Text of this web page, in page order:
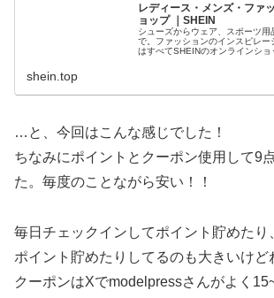
レディース・メンズ・ファ
ョップ ｜SHEIN
シューズからウェア、スポーツ用
で。ファッションのインスピレー
はすべてSHEINのオンラインショ
shein.top
…と、今回はこんな感じでした！
ちなみにポイントとクーポン使用して9
た。毎度のことながら安い！！
毎日チェックインしてポイント貯めたり
ポイント貯めたりしてるのも大きいけど
クーポンはXでmodelpressさんがよく